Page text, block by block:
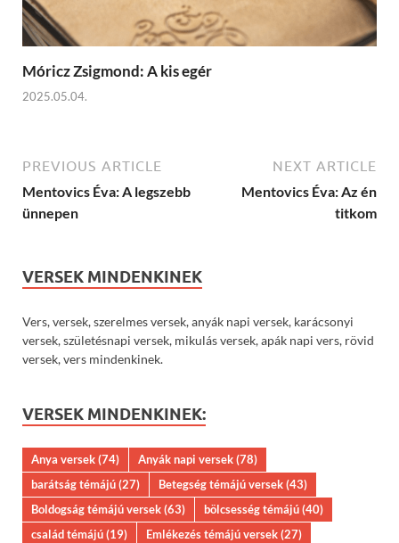
Móricz Zsigmond: A kis egér
2025.05.04.
PREVIOUS ARTICLE
Mentovics Éva: A legszebb
ünnepen
NEXT ARTICLE
Mentovics Éva: Az én
titkom
VERSEK MINDENKINEK
Vers, versek, szerelmes versek, anyák napi versek, karácsonyi
versek, születésnapi versek, mikulás versek, apák napi vers, rövid
versek, vers mindenkinek.
VERSEK MINDENKINEK:
Anya versek(74) Anyák napi versek(78)
barátság témájú(27) Betegség témájú versek(43)
Boldogság témájú versek(63) bölcsesség témájú(40)
család témájú(19) Emlékezés témájú versek(27)